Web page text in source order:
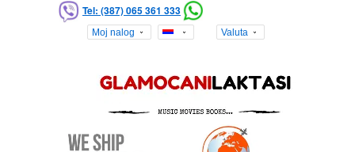
Tel: (387) 065 361 333
Moj nalog Valuta